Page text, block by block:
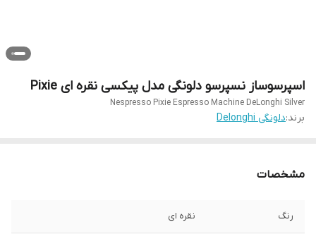
اسپرسوساز نسپرسو دلونگی مدل پیکسی نقره ای Pixie
Nespresso Pixie Espresso Machine DeLonghi Silver
برند:دلونگی Delonghi
مشخصات
رنگ نقره ای